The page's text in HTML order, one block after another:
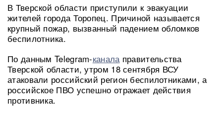
В Тверской области приступили к эвакуации
жителей города Торопец. Причиной называется
крупный пожар, вызванный падением обломков
беспилотника.
По данным Telegram-канала правительства
Тверской области, утром 18 сентября ВСУ
атаковали российский регион беспилотниками, а
российское ПВО успешно отражает действия
противника.